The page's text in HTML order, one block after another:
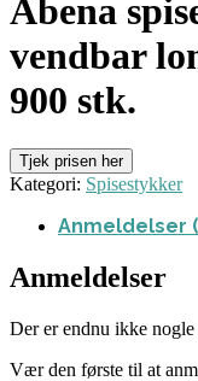
Abena
vendbar
900 stk.
Tjek prisen her
Kategori: Spisestykker
Anmeldelser
Anmeldelser
Der er endnu ikke nogle
Vær den første til at